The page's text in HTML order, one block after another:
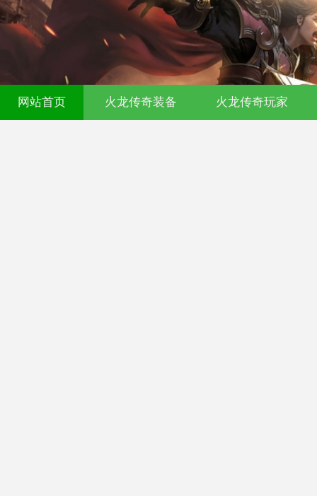
网站首页 火龙传奇装备 火龙传奇玩家